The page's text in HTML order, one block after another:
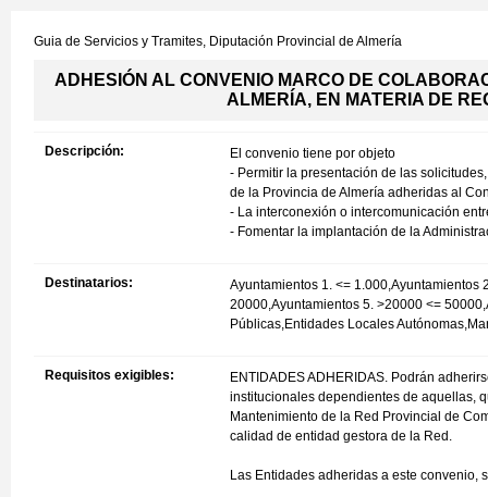
Guia de Servicios y Tramites, Diputación Provincial de Almería
ADHESIÓN AL CONVENIO MARCO DE
ALMERÍA, EN MATERIA DE
Descripción:
El convenio tiene por objeto
- Permitir la presentación de las
de la Provincia de Almería adheridas al
- La interconexión o intercomunicación
- Fomentar la implantación de la
Destinatarios:
Ayuntamientos 1. <= 1.000,Ayuntamientos
20000,Ayuntamientos 5. >20000 <=
Públicas,Entidades Locales
Requisitos exigibles:
ENTIDADES ADHERIDAS. Podrán
institucionales dependientes de aquellas,
Mantenimiento de la Red Provincial de
calidad de entidad gestora de la Red.
Las Entidades adheridas a este convenio,